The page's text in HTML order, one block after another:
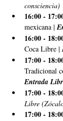
consciencia)
16:00 -
mexicana |
16:00 -
Coca Libre |
17:00 -
Tradicional
Entrada
17:00 -
Libre
17:00 -